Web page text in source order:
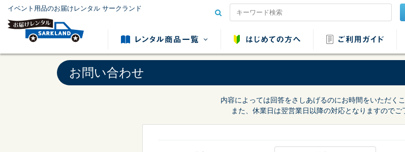
イベント用品のお届けレンタル サークランド
模擬店用品レンタル テント用品レンタル
会場設営用品レンタ
音響用品レンタル
お問い合わせ
内容によっては回答をさしあげるのにお時間をいただく
また、休業日は翌営業日以降の対応となりますのでご